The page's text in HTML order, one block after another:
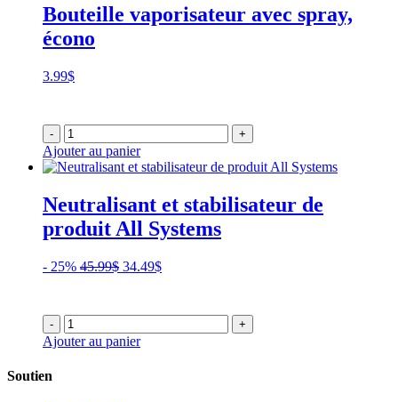
Bouteille vaporisateur avec spray,
écono
3.99$
- +
Ajouter au panier
Neutralisant et stabilisateur de
produit All Systems
- 25% 45.99$ Le
était :
45.99$.
34.49$Le
est :
34.49$.
- +
Ajouter au panier
Soutien